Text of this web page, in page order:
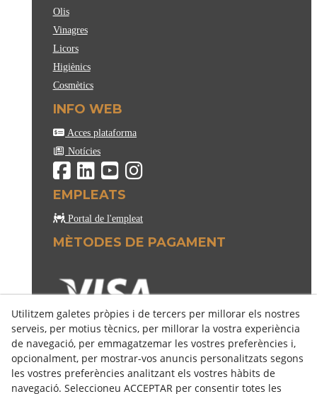
Olis
Vinagres
Licors
Higiènics
Cosmètics
INFO WEB
Acces plataforma
Notícies
EMPLEATS
Portal de l'empleat
MÈTODES DE PAGAMENT
Utilitzem galetes pròpies i de tercers per millorar els nostres
serveis, per motius tècnics, per millorar la vostra experiència
de navegació, per emmagatzemar les vostres preferències i,
opcionalment, per mostrar-vos anuncis personalitzats segons
les vostres preferències analitzant els vostres hàbits de
navegació. Seleccioneu ACCEPTAR per consentir totes les